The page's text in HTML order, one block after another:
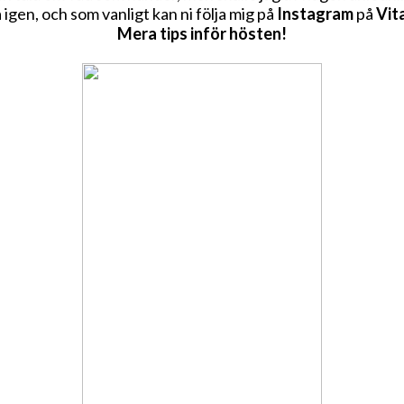
och som vanligt kan ni följa mig på Instagrampå
Mera tips inför hösten!